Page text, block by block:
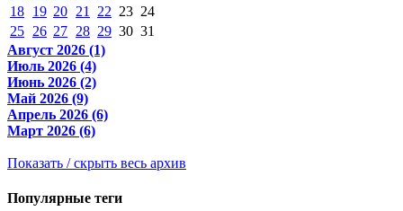
18 19 20 21 22 23 24
25 26 27 28 29 30 31
Август 2026 (1)
Июль 2026 (4)
Июнь 2026 (2)
Май 2026 (9)
Апрель 2026 (6)
Март 2026 (6)
Показать / скрыть весь архив
Популярные теги